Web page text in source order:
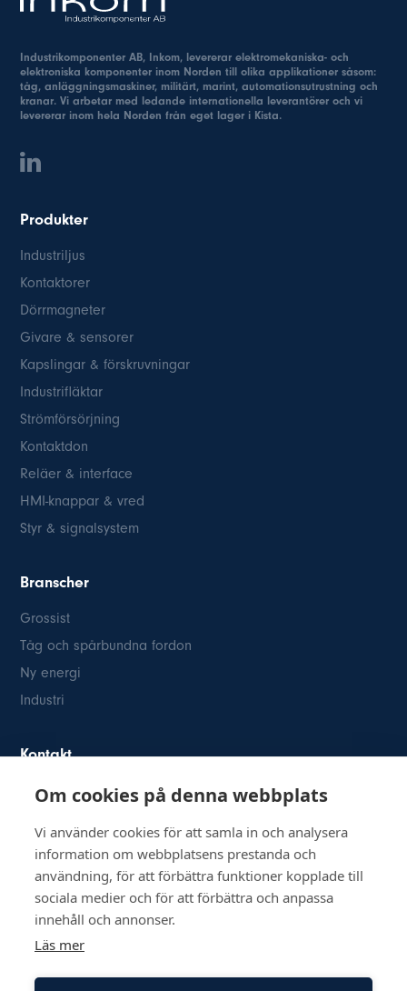
Industrikomponenter AB, Inkom, levererar elektromekaniska- och
elektroniska komponenter inom Norden till olika applikationer såsom:
tåg, anläggningsmaskiner, militärt, marint, automationsutrustning och
kranar. Vi arbetar med ledande internationella leverantörer och vi
levererar inom hela Norden från eget lager i Kista.
Produkter
Industriljus
Kontaktorer
Dörrmagneter
Givare & sensorer
Kapslingar & förskruvningar
Industrifläktar
Strömförsörjning
Kontaktdon
Reläer & interface
HMI-knappar & vred
Styr & signalsystem
Branscher
Grossist
Tåg och spårbundna fordon
Ny energi
Industri
Kontakt
Österögatan 2
info@inkom.se
Org.nr: 556111-8505
Om cookies på denna webbplats
Vi använder cookies för att samla in och analysera
information om webbplatsens prestanda och
användning, för att förbättra funktioner kopplade till
sociala medier och för att förbättra och anpassa
innehåll och annonser.
Läs mer